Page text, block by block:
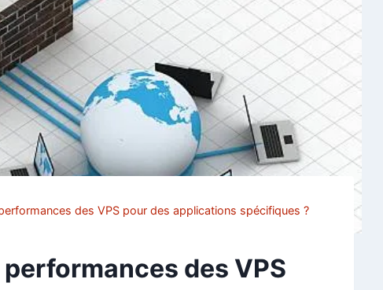
des VPS pour des applications spécifiques ?
des VPS